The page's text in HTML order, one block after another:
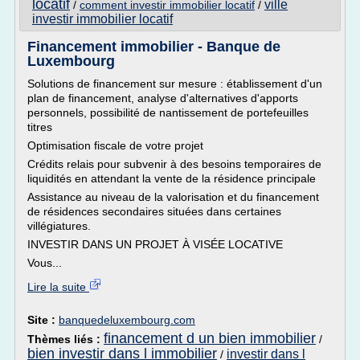
locatif / comment investir immobilier locatif / ville
investir immobilier locatif
Financement immobilier - Banque de
Luxembourg
Solutions de financement sur mesure : établissement d'un
plan de financement, analyse d'alternatives d'apports
personnels, possibilité de nantissement de portefeuilles
titres
Optimisation fiscale de votre projet
Crédits relais pour subvenir à des besoins temporaires de
liquidités en attendant la vente de la résidence principale
Assistance au niveau de la valorisation et du financement
de résidences secondaires situées dans certaines
villégiatures.
INVESTIR DANS UN PROJET À VISÉE LOCATIVE
Vous...
Lire la suite
Site : banquedeluxembourg.com
Thèmes liés : financement d un bien immobilier /
bien investir dans l immobilier / investir dans l